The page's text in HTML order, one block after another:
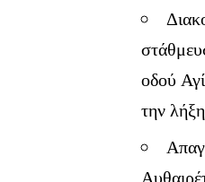
οδού
την